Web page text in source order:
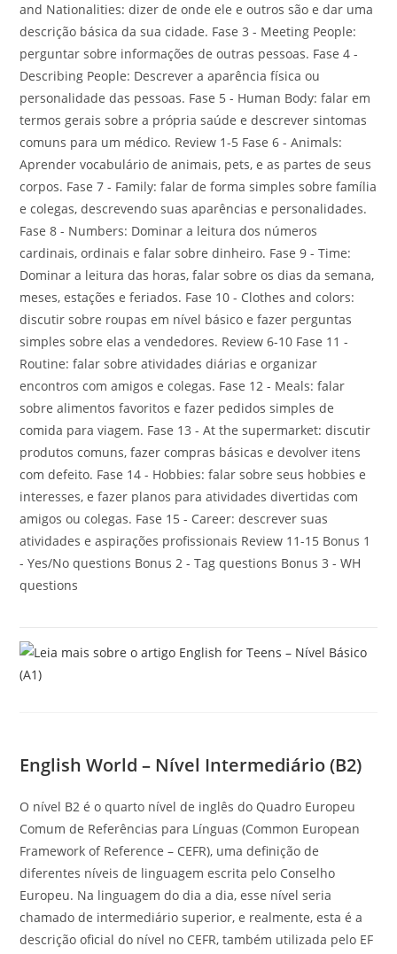
and Nationalities: dizer de onde ele e outros são e dar uma
descrição básica da sua cidade. Fase 3 - Meeting People:
perguntar sobre informações de outras pessoas. Fase 4 -
Describing People: Descrever a aparência física ou
personalidade das pessoas. Fase 5 - Human Body: falar em
termos gerais sobre a própria saúde e descrever sintomas
comuns para um médico. Review 1-5 Fase 6 - Animals:
Aprender vocabulário de animais, pets, e as partes de seus
corpos. Fase 7 - Family: falar de forma simples sobre família
e colegas, descrevendo suas aparências e personalidades.
Fase 8 - Numbers: Dominar a leitura dos números
cardinais, ordinais e falar sobre dinheiro. Fase 9 - Time:
Dominar a leitura das horas, falar sobre os dias da semana,
meses, estações e feriados. Fase 10 - Clothes and colors:
discutir sobre roupas em nível básico e fazer perguntas
simples sobre elas a vendedores. Review 6-10 Fase 11 -
Routine: falar sobre atividades diárias e organizar
encontros com amigos e colegas. Fase 12 - Meals: falar
sobre alimentos favoritos e fazer pedidos simples de
comida para viagem. Fase 13 - At the supermarket: discutir
produtos comuns, fazer compras básicas e devolver itens
com defeito. Fase 14 - Hobbies: falar sobre seus hobbies e
interesses, e fazer planos para atividades divertidas com
amigos ou colegas. Fase 15 - Career: descrever suas
atividades e aspirações profissionais Review 11-15 Bonus 1
- Yes/No questions Bonus 2 - Tag questions Bonus 3 - WH
questions
English World – Nível Intermediário (B2)
O nível B2 é o quarto nível de inglês do Quadro Europeu
Comum de Referências para Línguas (Common European
Framework of Reference – CEFR), uma definição de
diferentes níveis de linguagem escrita pelo Conselho
Europeu. Na linguagem do dia a dia, esse nível seria
chamado de intermediário superior, e realmente, esta é a
descrição oficial do nível no CEFR, também utilizada pelo EF